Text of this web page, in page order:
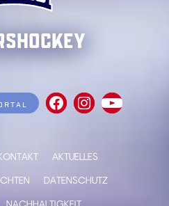
AKTUELLES
DATENSCHUTZ
NACHHALTIGKEIT